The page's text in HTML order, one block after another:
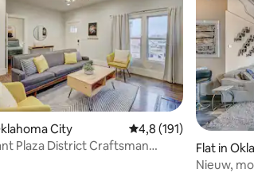
van 4,77 op 5, 132 recensies
City Gemiddelde
4,8 (191)
Plaza District Craftsman
Flat in
Nieuw,